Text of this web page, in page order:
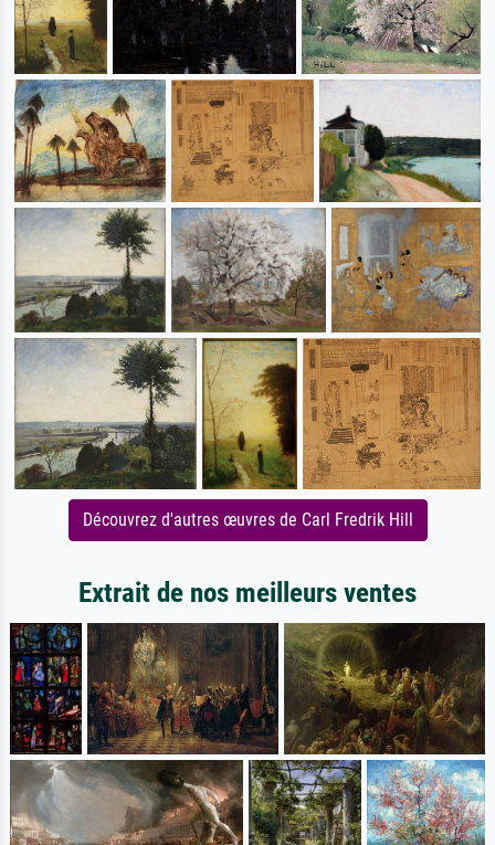
Découvrez d'autres œuvres de Carl Fredrik Hill
Extrait de nos meilleurs ventes